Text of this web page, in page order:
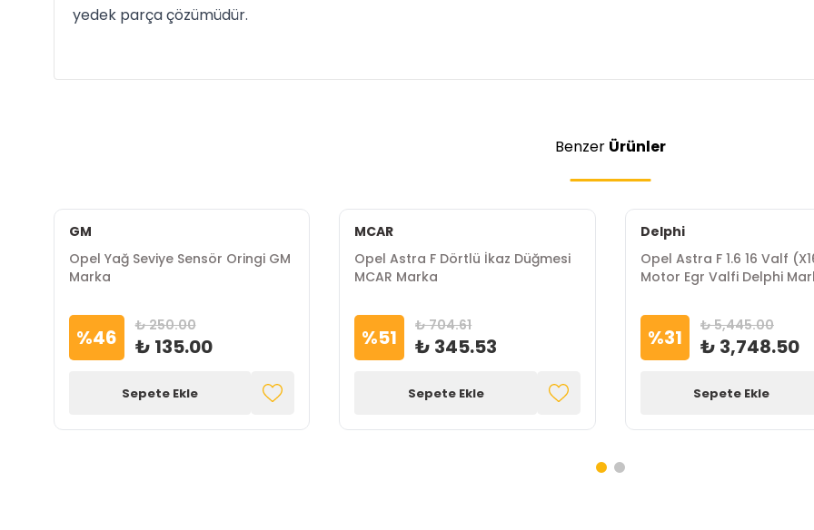
yedek parça çözümüdür.
Benzer Ürünler
GM
Opel Yağ Seviye Sensör Oringi GM
Marka
%46 ₺ 250.00
₺ 135.00
Sepete Ekle
MCAR
Opel Astra F Dörtlü İkaz Düğmesi
MCAR Marka
%51 ₺ 704.61
₺ 345.53
Sepete Ekle
Delphi
Opel Astra F 1.6 16 Valf
Motor Egr Valfi Delphi
%31 ₺ 5,445.00
₺ 3,748.50
Sepete Ekle